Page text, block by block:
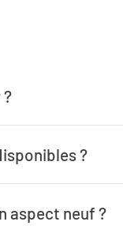
?
aspect neuf ?